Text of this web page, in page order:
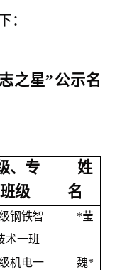
：
之星”公示名
、专
级
姓
名
钢铁智
术一班
*莹
机电一
魏*